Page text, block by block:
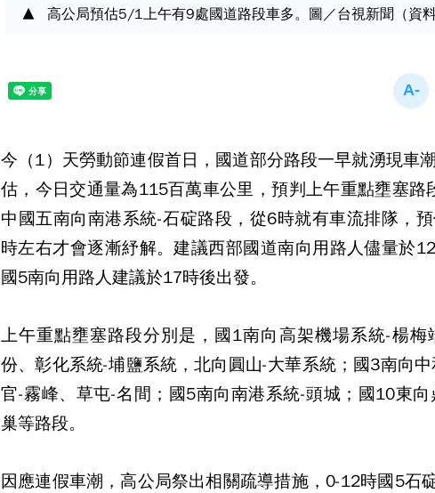
高公局預估5/1上午有9處國道路段車多。圖／台視新聞（資料
今（1）天勞動節連假首日，國道部分路段一早就湧現車
估，今日交通量為115百萬車公里，預判上午重點壅塞路
中國五南向南港系統-石碇路段，從6時就有車流排隊，
時左右才會逐漸紓解。建議西部國道南向用路人儘量於
國5南向用路人建議於17時後出發。
上午重點壅塞路段分別是，國1南向高架機場系統-楊梅
份、彰化系統-埔鹽系統，北向圓山-大華系統；國3南向
官-霧峰、草屯-名間；國5南向南港系統-頭城；國10東向
巢等路段。
因應連假車潮，高公局祭出相關疏導措施，0-12時國5石